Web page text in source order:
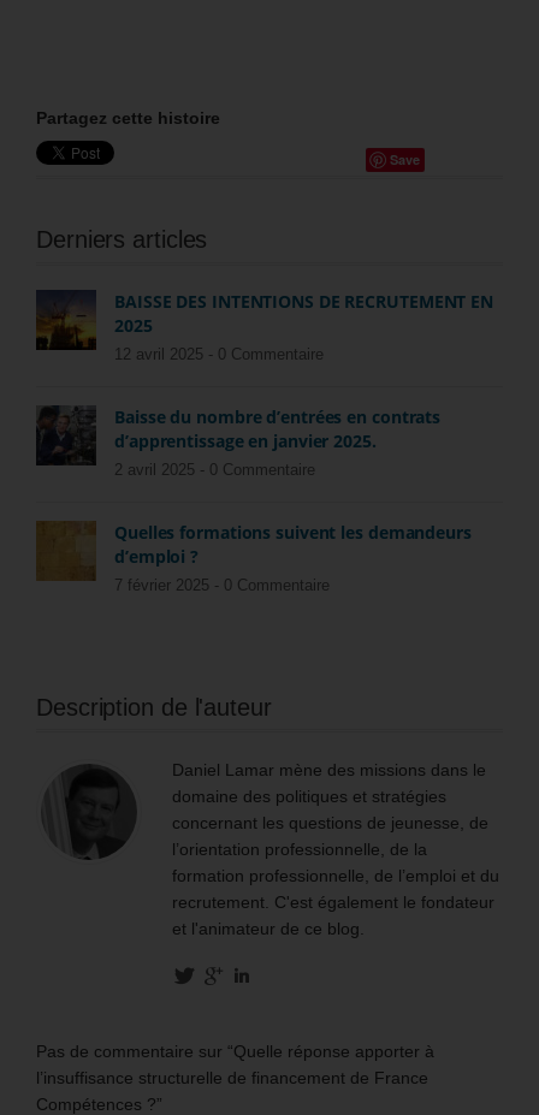
Partagez cette histoire
Save
Derniers articles
BAISSE DES INTENTIONS DE RECRUTEMENT EN
2025
12 avril 2025 - 0 Commentaire
Baisse du nombre d’entrées en contrats
d’apprentissage en janvier 2025.
2 avril 2025 - 0 Commentaire
Quelles formations suivent les demandeurs
d’emploi ?
7 février 2025 - 0 Commentaire
Description de l'auteur
Daniel Lamar mène des missions dans le
domaine des politiques et stratégies
concernant les questions de jeunesse, de
l’orientation professionnelle, de la
formation professionnelle, de l’emploi et du
recrutement. C'est également le fondateur
et l'animateur de ce blog.
Pas de commentaire sur “Quelle réponse apporter à
l’insuffisance structurelle de financement de France
Compétences ?”